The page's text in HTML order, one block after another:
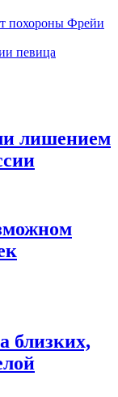
похороны Фрейи
певица
лишением
близких,